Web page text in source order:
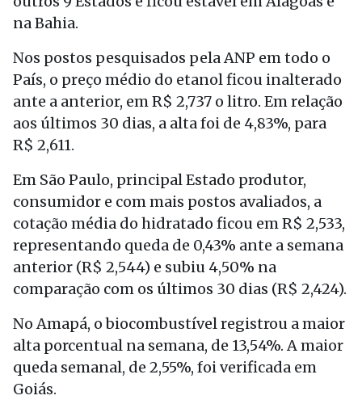
na Bahia.
Nos postos pesquisados pela ANP em todo o
País, o preço médio do etanol ficou inalterado
ante a anterior, em R$ 2,737 o litro. Em relação
aos últimos 30 dias, a alta foi de 4,83%, para
R$ 2,611.
Em São Paulo, principal Estado produtor,
consumidor e com mais postos avaliados, a
cotação média do hidratado ficou em R$ 2,533,
representando queda de 0,43% ante a semana
anterior (R$ 2,544) e subiu 4,50% na
comparação com os últimos 30 dias (R$ 2,424).
No Amapá, o biocombustível registrou a maior
alta porcentual na semana, de 13,54%. A maior
queda semanal, de 2,55%, foi verificada em
Goiás.